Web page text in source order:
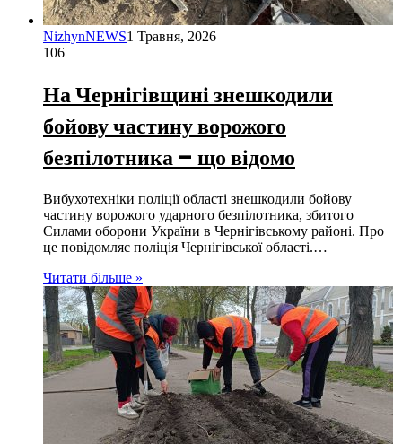
NizhynNEWS1 Травня, 2026
106
На Чернігівщині знешкодили
бойову частину ворожого
безпілотника – що відомо
Вибухотехніки поліції області знешкодили бойову
частину ворожого ударного безпілотника, збитого
Силами оборони України в Чернігівському районі. Про
це повідомляє поліція Чернігівської області.…
Читати більше »